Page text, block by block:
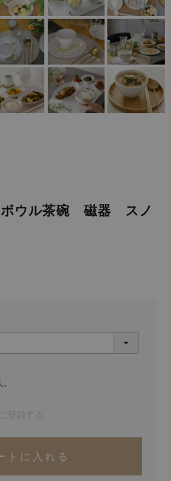
ウル茶碗 磁器 スノ
トに入れる